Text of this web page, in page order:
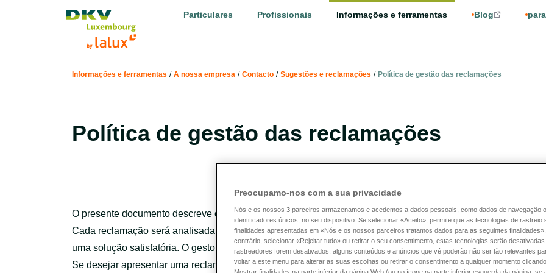
LALUX AssurancesParticulares Profissionais Informações e ferramentas Blog
Informações e ferramentas / A nossa empresa / Contacto / Sugestões e reclamações / Política de gestão das reclamações
Política de gestão das reclamações
O presente documento descreve o processo de gestão das reclamações na DKV Luxembourg S.A.
Cada reclamação será analisada pela pessoa competente, que poderá então oferecer-lhe diretamente
uma solução satisfatória. O gestor de reclamações regista cada reclamação num programa específico.
Se desejar apresentar uma reclamação oficial à DKV Luxembourg S.A., pode consultar a secção"
Preocupamo-nos com a sua privacidade
Nós e os nossos 3 parceiros armazenamos e acedemos a dados pessoais, como dados de navegação
identificadores únicos, no seu dispositivo. Se selecionar «Aceito», permite que as tecnologias de rastreio
finalidades apresentadas em «Nós e os nossos parceiros tratamos dados para as seguintes
contrário, selecionar «Rejeitar tudo» ou retirar o seu consentimento, estas tecnologias serão
rastreadores forem desativados, alguns conteúdos e anúncios que vê poderão não ser tão relevantes
voltar a este menu para alterar as suas escolhas ou retirar o consentimento a qualquer momento